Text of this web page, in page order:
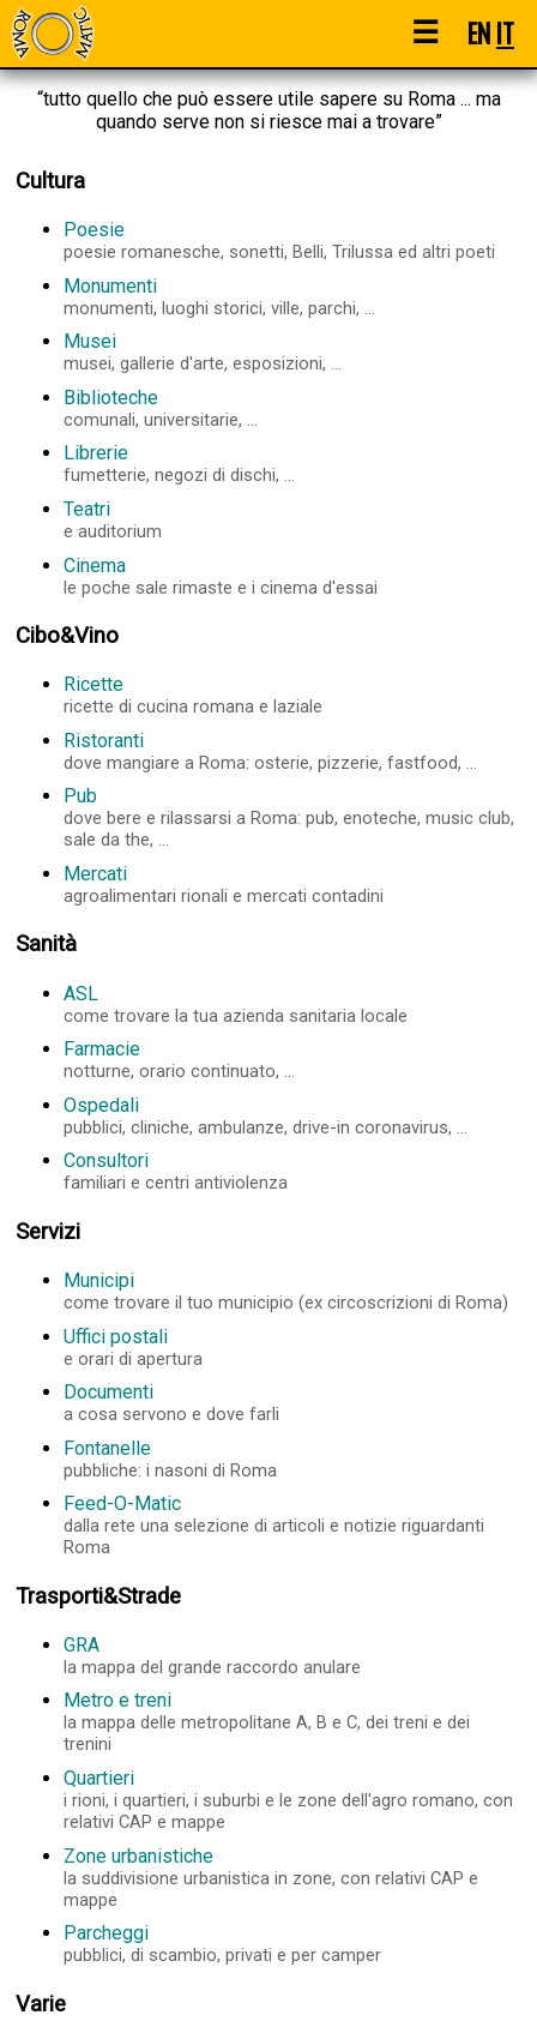
☰ ENIT
“tutto quello che può essere utile sapere su Roma ... ma
quando serve non si riesce mai a trovare”
Cultura
Poesie
poesie romanesche, sonetti, Belli, Trilussa ed altri poeti
Monumenti
monumenti, luoghi storici, ville, parchi, ...
Musei
musei, gallerie d'arte, esposizioni, ...
Biblioteche
comunali, universitarie, ...
Librerie
fumetterie, negozi di dischi, ...
Teatri
e auditorium
Cinema
le poche sale rimaste e i cinema d'essai
Cibo&Vino
Ricette
ricette di cucina romana e laziale
Ristoranti
dove mangiare a Roma: osterie, pizzerie, fastfood, ...
Pub
dove bere e rilassarsi a Roma: pub, enoteche, music club,
sale da the, ...
Mercati
agroalimentari rionali e mercati contadini
Sanità
ASL
come trovare la tua azienda sanitaria locale
Farmacie
notturne, orario continuato, ...
Ospedali
pubblici, cliniche, ambulanze, drive-in coronavirus, ...
Consultori
familiari e centri antiviolenza
Servizi
Municipi
come trovare il tuo municipio (ex circoscrizioni di Roma)
Uffici postali
e orari di apertura
Documenti
a cosa servono e dove farli
Fontanelle
pubbliche: i nasoni di Roma
Feed-O-Matic
dalla rete una selezione di articoli e notizie riguardanti
Roma
Trasporti&Strade
GRA
la mappa del grande raccordo anulare
Metro e treni
la mappa delle metropolitane A, B e C, dei treni e dei
trenini
Quartieri
i rioni, i quartieri, i suburbi e le zone dell'agro romano, con
relativi CAP e mappe
Zone urbanistiche
la suddivisione urbanistica in zone, con relativi CAP e
mappe
Parcheggi
pubblici, di scambio, privati e per camper
Varie